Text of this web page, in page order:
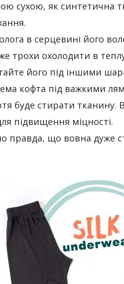
сухою, як синтетична
в серцевині його
трохи охолодити в
його під іншими
кофта під важкими
буде стирати
підвищення міцності.
правда, що вовна дуже